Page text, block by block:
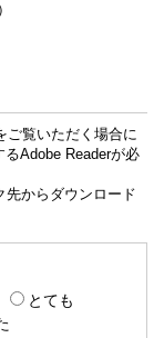
ご覧いただく場合に
Adobe Readerが必
先からダウンロード
とても